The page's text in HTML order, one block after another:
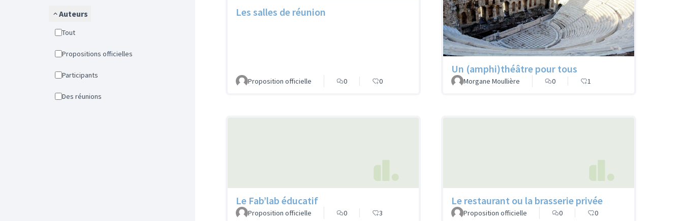
Auteurs
Tout
Propositions officielles
Participants
Des réunions
Les salles de réunion
Proposition officielle 0 0
Un (amphi)théâtre pour tous
Morgane Moullière 0 1
Le Fab’lab éducatif
Proposition officielle 0 3
Le restaurant ou la brasserie privée
Proposition officielle 0 0